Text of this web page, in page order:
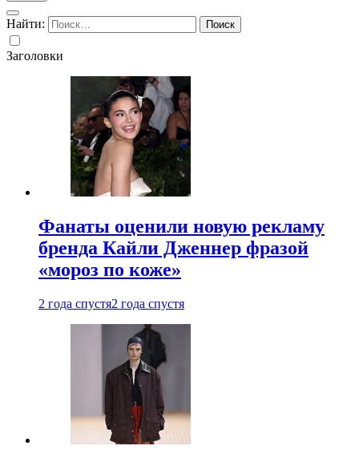
Найти:
Заголовки
Фанаты оценили новую рекламу
бренда Кайли Дженнер фразой
«мороз по коже»
2 года спустя2 года спустя